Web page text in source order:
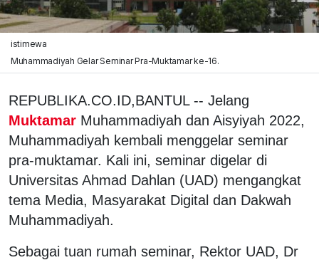
istimewa
Muhammadiyah Gelar Seminar Pra-Muktamar ke-16.
REPUBLIKA.CO.ID,BANTUL -- Jelang
Muktamar Muhammadiyah dan Aisyiyah 2022,
Muhammadiyah kembali menggelar seminar
pra-muktamar. Kali ini, seminar digelar di
Universitas Ahmad Dahlan (UAD) mengangkat
tema Media, Masyarakat Digital dan Dakwah
Muhammadiyah.
Sebagai tuan rumah seminar, Rektor UAD, Dr